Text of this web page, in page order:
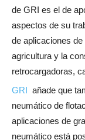
de GRI es el de
aspectos de su
de aplicaciones
agricultura y la
retrocargadoras,
GRI añade que
neumático de
aplicaciones de
neumático está